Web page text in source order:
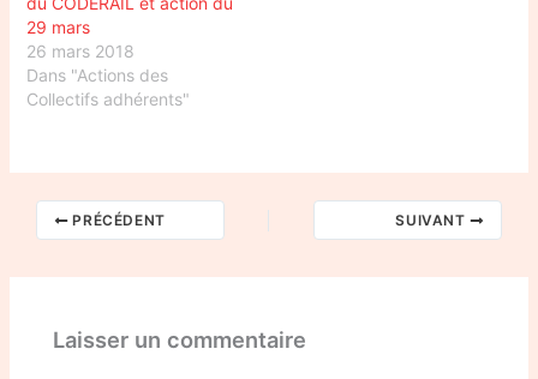
29 mars
26 mars 2018
Dans "Actions des
Collectifs adhérents"
PRÉCÉDENT SUIVANT
Laisser un commentaire